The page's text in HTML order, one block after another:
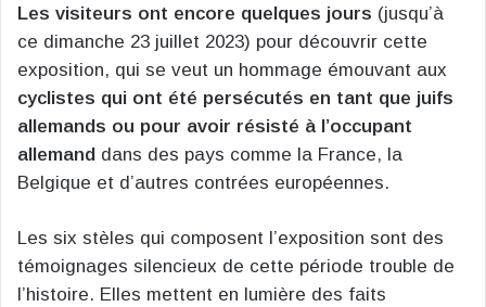
Les visiteurs ont encore quelques jours (jusqu’à
ce dimanche 23 juillet 2023) pour découvrir cette
exposition, qui se veut un hommage émouvant aux
cyclistes qui ont été persécutés en tant que juifs
allemands ou pour avoir résisté à l’occupant
allemand dans des pays comme la France, la
Belgique et d’autres contrées européennes.
Les six stèles qui composent l’exposition sont des
témoignages silencieux de cette période trouble de
l’histoire. Elles mettent en lumière des faits